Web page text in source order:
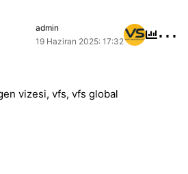
admin
19 Haziran 2025: 17:32
⋯
vizesi, vfs, vfs global